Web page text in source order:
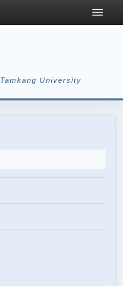
Toggle
Tamkang University